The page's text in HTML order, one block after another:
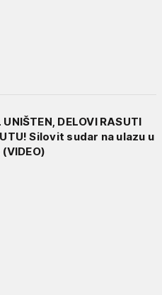
DELOVI RASUTI
Silovit sudar na ulazu u